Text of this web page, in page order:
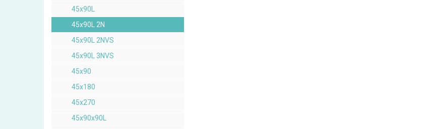
45x90L
45x90L 2N
45x90L 2NVS
45x90L 3NVS
45x90
45x180
45x270
45x90x90L